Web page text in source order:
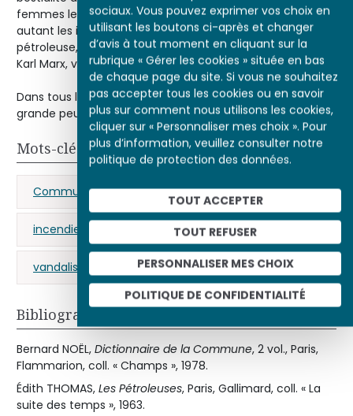
sociaux. Vous pouvez exprimer vos choix en
utilisant les boutons ci-après et changer
d’avis à tout moment en cliquant sur la
rubrique « Gérer les cookies » située en bas
de chaque page du site. Si vous ne souhaitez
pas accepter tous les cookies ou en savoir
plus sur comment nous utilisons les cookies,
cliquer sur « Personnaliser mes choix ». Pour
plus d’information, veuillez consulter notre
politique de protection des données.
TOUT ACCEPTER
TOUT REFUSER
PERSONNALISER MES CHOIX
POLITIQUE DE CONFIDENTIALITÉ
femmes les plus « normales » de Vernier – qui nourrirent
autant les imaginaires qu’ils alimentèrent le mythe de la
pétroleuse, en dépit des démentis de Louise Michel ou
Karl Marx, voire de Maxime du Camp.
Dans tous les cas, les pétroleuses ont servi à exorciser la «
grande peur » de la Commune et de ses incendies.
Mots-clés
Commune de Paris (1871) femme
incendie Semaine sanglante
vandalisme légende destructions
Bibliographie
Bernard NOËL, Dictionnaire de la Commune, 2 vol., Paris,
Flammarion, coll. « Champs », 1978.
Édith THOMAS, Les Pétroleuses, Paris, Gallimard, coll. « La
suite des temps », 1963.